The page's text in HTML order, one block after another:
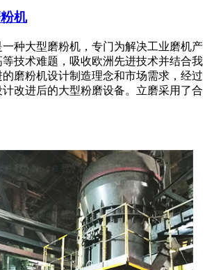
机
种大型磨粉机，专门为解决工业磨机产
技术难题，吸收欧洲先进技术并结合我
磨粉机设计制造理念和市场需求，经过
改进后的大型粉磨设备。立磨采用了合